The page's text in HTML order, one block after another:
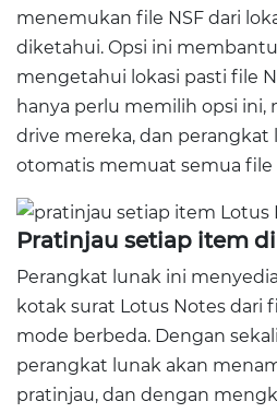
menemukan file NSF dari
diketahui. Opsi ini
mengetahui lokasi pasti file
hanya perlu memilih opsi ini,
drive mereka, dan perangkat
otomatis memuat semua file
Pratinjau setiap item
Perangkat lunak ini
kotak surat Lotus Notes dari
mode berbeda. Dengan
perangkat lunak akan
pratinjau, dan dengan